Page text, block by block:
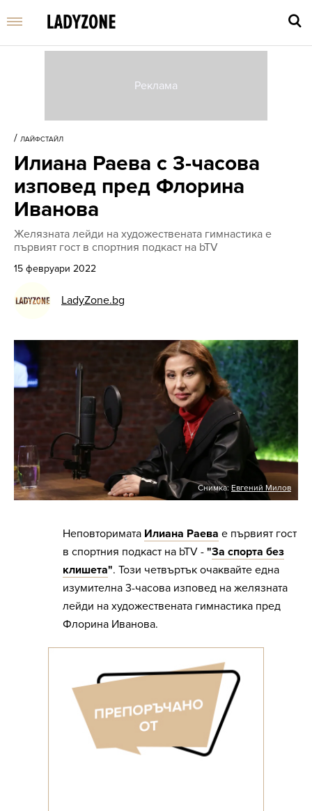
/ ЛАЙФСТАЙЛ
Илиана Раева с 3-часова
изповед пред Флорина
Иванова
Желязната лейди на художествената гимнастика е
първият гост в спортния подкаст на bTV
15 февруари 2022
LadyZone.bg
Снимка: Евгений Милов
Неповторимата Илиана Раева е първият гост
в спортния подкаст на bTV - "За спорта без
клишета". Този четвъртък очаквайте една
изумителна 3-часова изповед на желязната
лейди на художествената гимнастика пред
Флорина Иванова.